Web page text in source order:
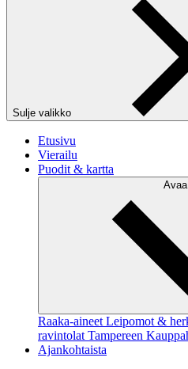
Sulje valikko
Etusivu
Vierailu
Puodit & kartta
Raaka-aineet Leipomot &
ravintolat Tampereen
Ajankohtaista